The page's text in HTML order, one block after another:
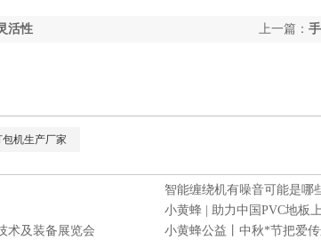
上一篇：
活性
包机生产厂家
智能缠绕机有噪音可能是哪
术及装备展览会
小黄蜂公益丨中秋*节把爱